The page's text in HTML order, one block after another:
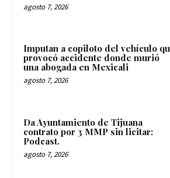
agosto 7, 2026
Imputan a copiloto del vehículo
provocó accidente donde murió
una abogada en Mexicali
agosto 7, 2026
Da Ayuntamiento de Tijuana
contrato por 3 MMP sin licitar:
Podcast.
agosto 7, 2026